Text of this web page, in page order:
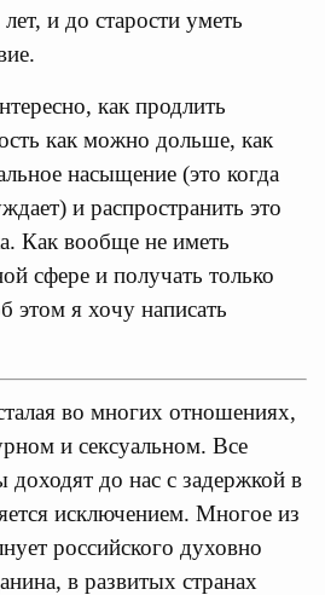
и до старости уметь
как продлить
как можно дольше, как
насыщение (это когда
и распространить это
Как вообще не иметь
сфере и получать только
этом я хочу написать
во многих отношениях,
и сексуальном. Все
до нас с задержкой в
исключением. Многое из
российского духовно
в развитых странах